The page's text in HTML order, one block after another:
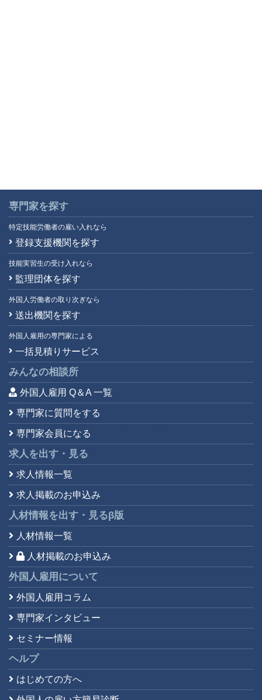
専門家を探す
特定技能労働者の雇い入れなら
登録支援機関を探す
技能実習生の受け入れなら
監理団体を探す
外国人労働者の取り次ぎなら
送出機関を探す
外国人雇用の専門家による
一括見積りサービス
みんなの相談所
外国人雇用 Q＆A 一覧
専門家に質問をする
専門家会員になる
求人を出す・見る
求人情報一覧
求人掲載のお申込み
人材情報を出す・見るβ版
人材情報一覧
人材掲載のお申込み
外国人雇用について
外国人雇用コラム
専門家インタビュー
セミナー情報
ヘルプ
はじめての方へ